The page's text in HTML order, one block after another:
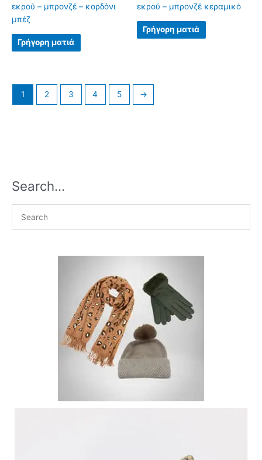
εκρού – μπρονζέ – κορδόνι
μπέζ
Γρήγορη ματιά
εκρού – μπρονζέ κεραμικό
Γρήγορη ματιά
1 2 3 4 5 →
Search…